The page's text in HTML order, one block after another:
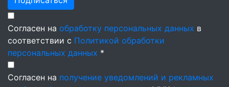
Согласен на обработку персональных данных в
соответствии с Политикой обработки
персональных данных *
Согласен на получение уведомлений и рекламных